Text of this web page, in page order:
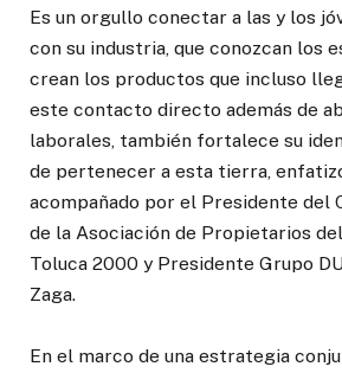
Es un orgullo conectar a las y los
con su industria, que conozcan los
crean los productos que incluso
este contacto directo además de
laborales, también fortalece su
de pertenecer a esta tierra,
acompañado por el Presidente del
de la Asociación de Propietarios
Toluca 2000 y Presidente Grupo
Zaga.
En el marco de una estrategia